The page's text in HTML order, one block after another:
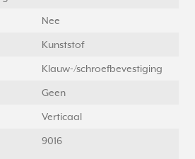
Nee
Kunststof
Klauw-/schroefbevestiging
Geen
Verticaal
9016